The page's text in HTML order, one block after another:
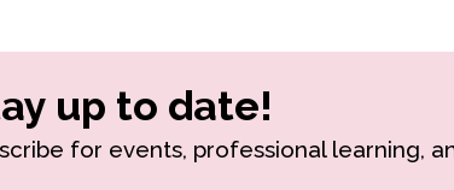
up to date!
for events, professional learning,